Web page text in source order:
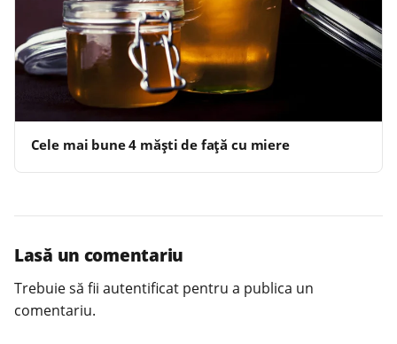
Cele mai bune 4 măşti de faţă cu miere
Lasă un comentariu
Trebuie să fii autentificat pentru a publica un
comentariu.